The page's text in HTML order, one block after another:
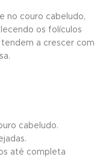
no couro cabeludo,
os folículos
a crescer com
cabeludo.
até completa